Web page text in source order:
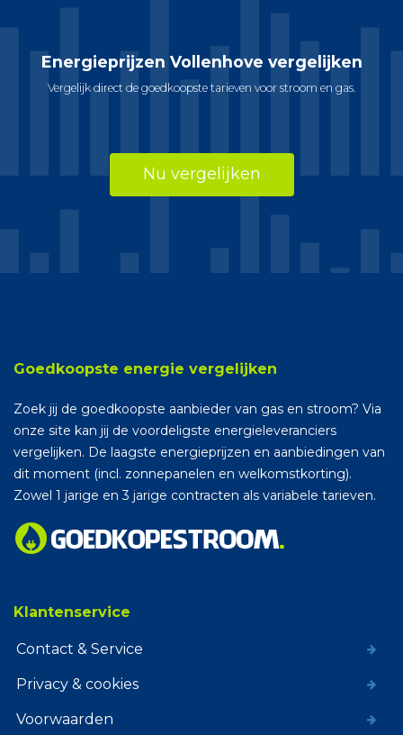
Energieprijzen Vollenhove vergelijken
Vergelijk direct de goedkoopste tarieven voor stroom en gas.
Nu vergelijken
Goedkoopste energie vergelijken
Zoek jij de goedkoopste aanbieder van gas en stroom? Via
onze site kan jij de voordeligste energieleveranciers
vergelijken. De laagste energieprijzen en aanbiedingen van
dit moment (incl. zonnepanelen en welkomstkorting).
Zowel 1 jarige en 3 jarige contracten als variabele tarieven.
Klantenservice
Contact & Service
Privacy & cookies
Voorwaarden